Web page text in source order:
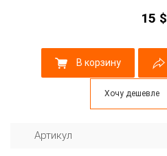
15 $
В корзину
Хочу дешевле
Артикул